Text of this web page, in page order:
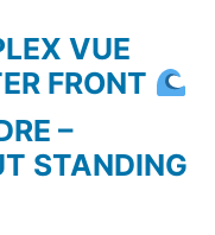
VUE
FRONT
–
STANDING